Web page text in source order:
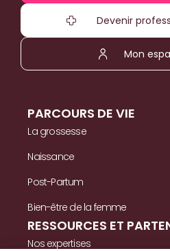
Devenir
Mon
PARCOURS DE VIE
La grossesse
Naissance
Post-Partum
Bien-être de la femme
RESSOURCES ET
Nos expertises